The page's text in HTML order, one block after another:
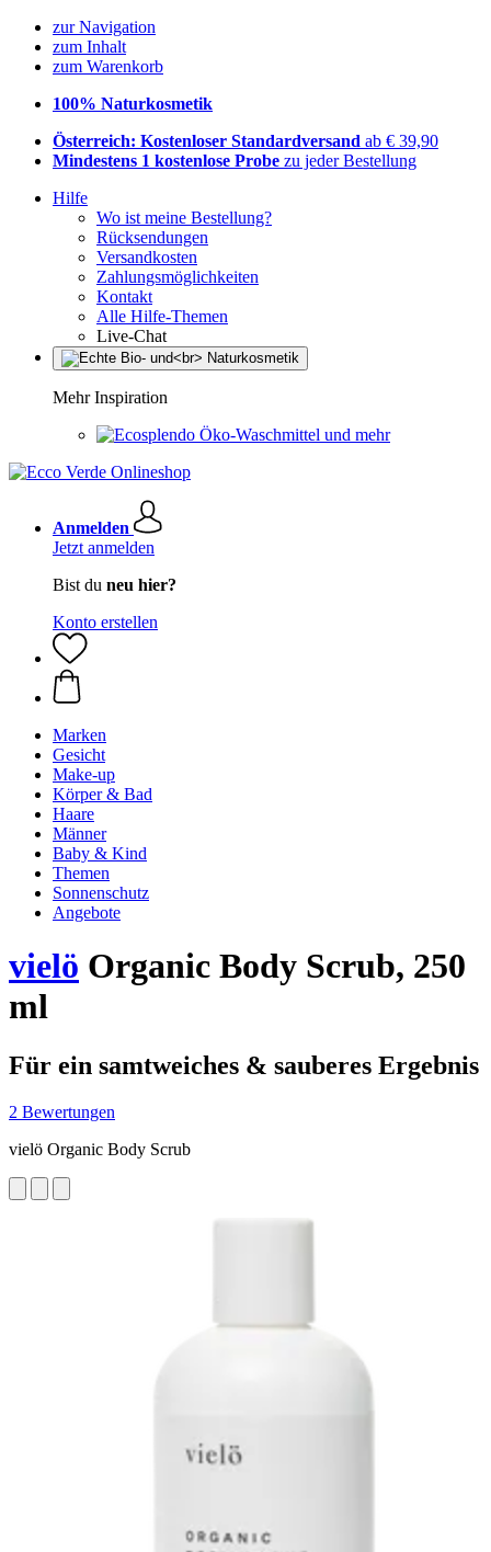
zur Navigation
zum Inhalt
zum Warenkorb
100% Naturkosmetik
Österreich: Kostenloser Standardversand ab € 39,90
Mindestens 1 kostenlose Probe zu jeder Bestellung
Hilfe
Wo ist meine Bestellung?
Rücksendungen
Versandkosten
Zahlungsmöglichkeiten
Kontakt
Alle Hilfe-Themen
Live-Chat
Mehr Inspiration
Öko-Waschmittel und mehr
Anmelden
Jetzt anmelden
Bist du neu hier?
Konto erstellen
Marken
Gesicht
Make-up
Körper & Bad
Haare
Männer
Baby & Kind
Themen
Sonnenschutz
Angebote
vielö Organic Body Scrub, 250
ml
Für ein samtweiches & sauberes Ergebnis
2 Bewertungen
vielö Organic Body Scrub